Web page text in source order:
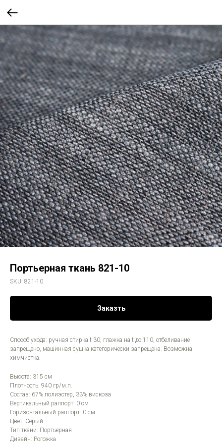
Портьерная ткань 821-10
SKU: 821-10
Заказть
Способ ухода: ручная стирка t 30, глажка на t до 110, отбеливание
запрещено, машинная сушка категорически запрещена. Возможна
химчистка.
Высота: 315 см
Плотность: 940 гр/м.п.
Состав: 67% полиэстер, 33% вискоза
Вертикальный раппорт: 0 см
Горизонтальный раппорт: 0 см
Цвет: Серый
Тип ткани: Портьерная
Дизайн: Рогожка